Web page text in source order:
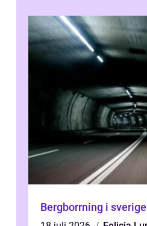
Bergborrning i sverige